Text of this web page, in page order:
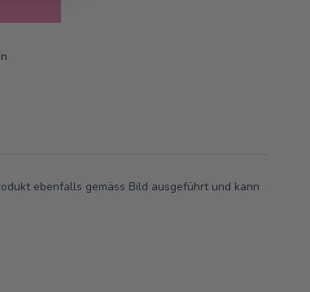
ebenfalls gemäss Bild ausgeführt und kann